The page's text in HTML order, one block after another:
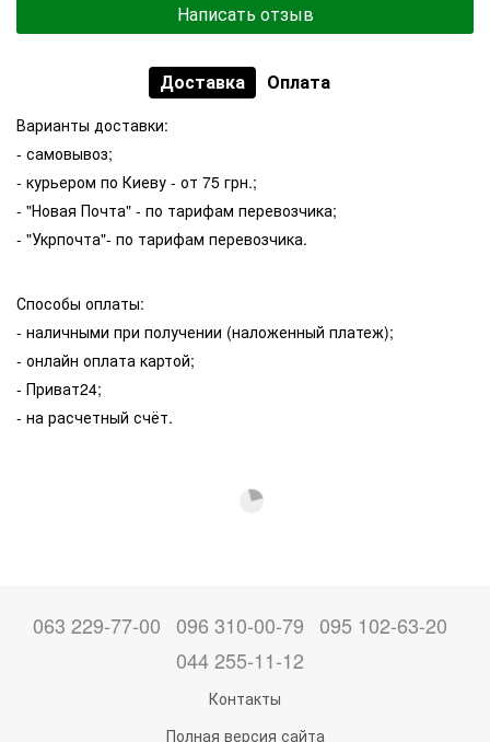
Написать отзыв
Доставка Оплата
Варианты доставки:
- самовывоз;
- курьером по Киеву - от 75 грн.;
- "Новая Почта" - по тарифам перевозчика;
- "Укрпочта"- по тарифам перевозчика.
Способы оплаты:
- наличными при получении (наложенный платеж);
- онлайн оплата картой;
- Приват24;
- на расчетный счёт.
063 229-77-00 096 310-00-79 095 102-63-20
044 255-11-12
Контакты
Полная версия сайта